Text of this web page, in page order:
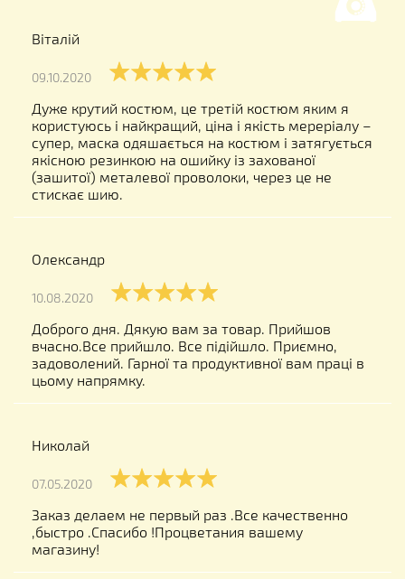
Віталій
09.10.2020
Дуже крутий костюм, це третій костюм яким я
користуюсь і найкращий, ціна і якість мереріалу –
супер, маска одяшається на костюм і затягується
якісною резинкою на ошийку із захованої
(зашитої) металевої проволоки, через це не
стискає шию.
Олександр
10.08.2020
Доброго дня. Дякую вам за товар. Прийшов
вчасно.Все прийшло. Все підійшло. Приємно,
задоволений. Гарної та продуктивної вам праці в
цьому напрямку.
Николай
07.05.2020
Заказ делаем не первый раз .Все качественно
,быстро .Спасибо !Процветания вашему
магазину!